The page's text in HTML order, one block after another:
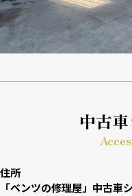
中古
住所
「ベンツの修理屋」中古車